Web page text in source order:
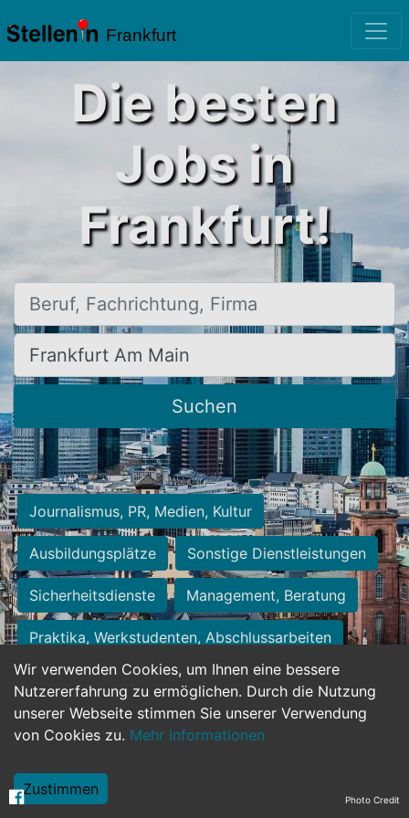
Frankfurt
Wir verwenden Cookies, um Ihnen eine bessere
Nutzererfahrung zu ermöglichen. Durch die Nutzung
unserer Webseite stimmen Sie unserer Verwendung
von Cookies zu. Mehr Informationen
Zustimmen
Die besten
Jobs in
Frankfurt!
Beruf, Fachrichtung, Firma
Ort, Stadt
Suchen
Journalismus, PR, Medien, Kultur
Ausbildungsplätze Sonstige Dienstleistungen
Sicherheitsdienste Management, Beratung
Praktika, Werkstudenten, Abschlussarbeiten
Personalwesen Assistenz, Sekretariat
Hilfskräfte, Aushilfs- und Nebenjobs
Weiterbildung, Studium, duale Ausbildung Photo Credit